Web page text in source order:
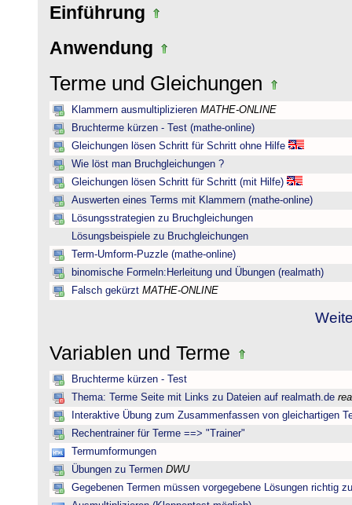
Einführung
Anwendung
Terme und Gleichungen
Klammern ausmultiplizieren MATHE-ONLINE
Bruchterme kürzen - Test (mathe-online)
Gleichungen lösen Schritt für Schritt ohne Hilfe
Wie löst man Bruchgleichungen ?
Gleichungen lösen Schritt für Schritt (mit Hilfe)
Auswerten eines Terms mit Klammern (mathe-online)
Lösungsstrategien zu Bruchgleichungen
Lösungsbeispiele zu Bruchgleichungen
Term-Umform-Puzzle (mathe-online)
binomische Formeln:Herleitung und Übungen (realmath)
Falsch gekürzt MATHE-ONLINE
Variablen und Terme
Bruchterme kürzen - Test
Thema: Terme Seite mit Links zu Dateien auf realmath.de
Interaktive Übung zum Zusammenfassen von gleichartigen
Rechentrainer für Terme ==> "Trainer"
Termumformungen
Übungen zu Termen DWU
Gegebenen Termen müssen vorgegebene Lösungen richtig